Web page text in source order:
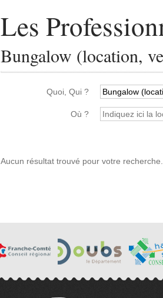
Les
Bungalow (location,
Quoi, Qui ?
Où ?
Aucun résultat trouvé pour votre recherche.